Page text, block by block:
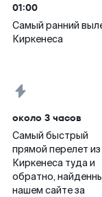
01:00
Самый ранний
Киркенеса
около 3 часов
Самый быстрый
прямой перелет из
Киркенеса туда и
обратно,
нашем сайте за